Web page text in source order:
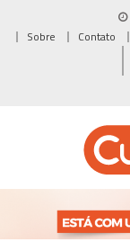
Sobre
Contato